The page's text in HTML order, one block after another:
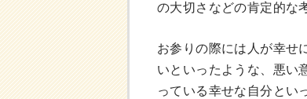
の大切さなどの肯定的な
お参りの際には人が幸せ
いといったような、悪い
っている幸せな自分とい